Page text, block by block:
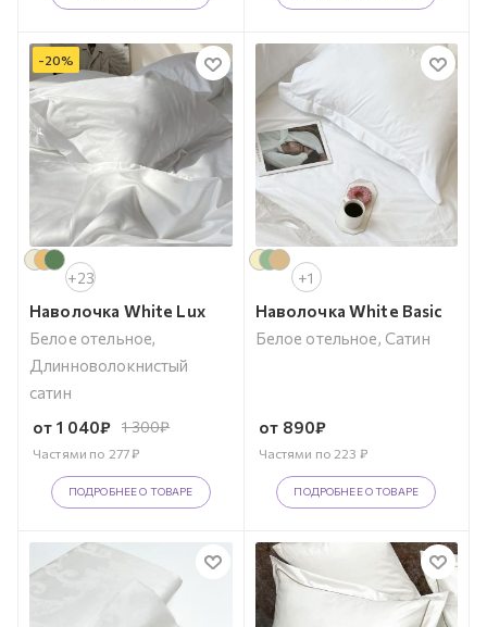
-20%
+23
Наволочка White Lux
Белое отельное,
Длинноволокнистый
сатин
от 1 040₽ 1 300₽
Частями по 277 ₽
ПОДРОБНЕЕ О ТОВАРЕ
+1
Наволочка White Basic
Белое отельное, Сатин
от 890₽
Частями по 223 ₽
ПОДРОБНЕЕ О ТОВАРЕ